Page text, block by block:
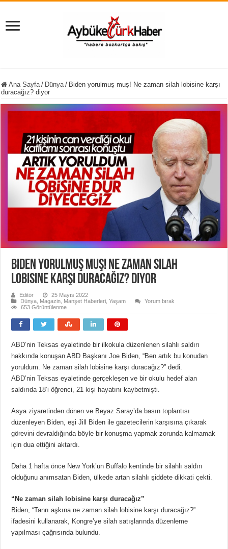
Ana Sayfa / Dünya / Biden yorulmuş muş! Ne zaman silah lobisine karşı
duracağız? diyor
Biden yorulmuş muş! Ne zaman silah
lobisine karşı duracağız? diyor
Editör
25 Mayıs 2022
Dünya Magazin Manşet Haberleri ,Yaşam
Yorum bırak
653 Görüntülenme
ABD’nin Teksas eyaletinde bir ilkokula düzenlenen silahlı saldırı
hakkında konuşan ABD Başkanı Joe Biden, “Ben artık bu konudan
yoruldum. Ne zaman silah lobisine karşı duracağız?” dedi.
ABD’nin Teksas eyaletinde gerçekleşen ve bir okulu hedef alan
saldırıda 18’i öğrenci, 21 kişi hayatını kaybetmişti.
Asya ziyaretinden dönen ve Beyaz Saray’da basın toplantısı
düzenleyen Biden, eşi Jill Biden ile gazetecilerin karşısına çıkarak
görevini devraldığında böyle bir konuşma yapmak zorunda kalmamak
için dua ettiğini aktardı.
Daha 1 hafta önce New York’un Buffalo kentinde bir silahlı saldırı
olduğunu anımsatan Biden, ülkede artan silahlı şiddete dikkati çekti.
“Ne zaman silah lobisine karşı duracağız”
Biden, “Tanrı aşkına ne zaman silah lobisine karşı duracağız?”
ifadesini kullanarak, Kongre’ye silah satışlarında düzenleme
yapılması çağrısında bulundu.